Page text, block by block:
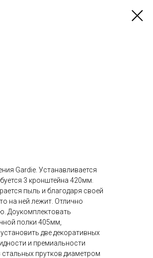
Gardie. Устанавливается
3 кронштейна 420мм.
пыль и благодаря своей
на ней лежит. Отлично
Доукомплектовать
полки 405мм,
две декоративных
и премиальности
прутков диаметром